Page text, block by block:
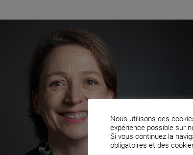
Nous utilisons des
expérience possible sur
Si vous continuez la
obligatoires et des